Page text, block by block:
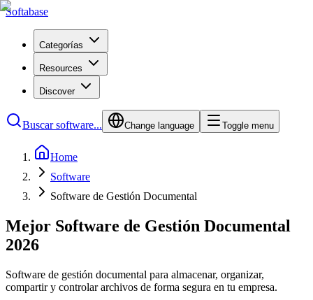
Softabase
Categorías
Resources
Discover
Buscar software... Change language Toggle menu
Home
Software
Software de Gestión Documental
Mejor Software de Gestión Documental
2026
Software de gestión documental para almacenar, organizar,
compartir y controlar archivos de forma segura en tu empresa.